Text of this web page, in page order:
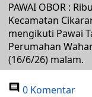
PAWAI OBOR :
Kecamatan
mengikuti Pawai
Perumahan
(16/6/26) malam.
0 Komentar